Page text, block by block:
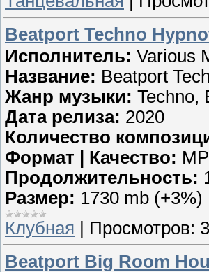
Beatport Techno
Исполнитель: Various
Название: Beatport
Жанр музыки: Techno,
Дата релиза: 2020
Количество
Формат | Качество:
Продолжительность:
Размер: 1730 mb (+3%)
Клубная
Просмотров:
Beatport Big Room